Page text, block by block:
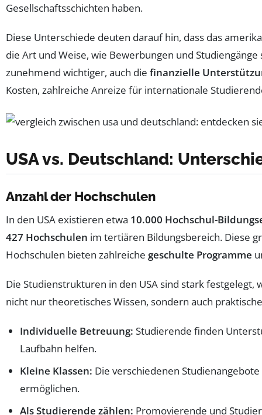
Gesellschaftsschichten haben.
Diese Unterschiede deuten darauf hin, dass das
die Art und Weise, wie Bewerbungen und
zunehmend wichtiger, auch die finanzielle
Kosten, zahlreiche Anreize für internationale
USA vs. Deutschland:
Anzahl der Hochschulen
In den USA existieren etwa 10.000 Hochschul-
427 Hochschulen im tertiären Bildungsbereich. Diese
Hochschulen bieten zahlreiche geschulte Programme
Die Studienstrukturen in den USA sind stark festgelegt,
nicht nur theoretisches Wissen, sondern auch
Individuelle Betreuung: Studierende finden
Laufbahn helfen.
Kleine Klassen: Die verschiedenen
ermöglichen.
Als Studierende zählen: Promovierende und